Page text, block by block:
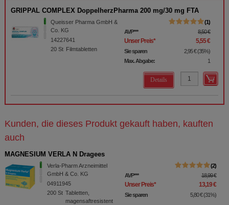
GRIPPAL COMPLEX DoppelherzPharma 200 mg/30 mg FTA
Queisser Pharma GmbH &
Co. KG
14227641
20St Filmtabletten
1
AVP*** 8,50 €
Unser Preis* 5,55 €
Sie sparen 2,95 €(35%)
Max. Abgabe:
1
Details
Kunden, die dieses Produkt gekauft haben, kauften
auch
MAGNESIUM VERLA N Dragees
Verla-Pharm Arzneimittel
GmbH & Co. KG
04911945
200 St Tabletten,
magensaftresistent
2
AVP*** 18,99 €
Unser Preis* 13,19 €
Sie sparen 5,80 € (31%)